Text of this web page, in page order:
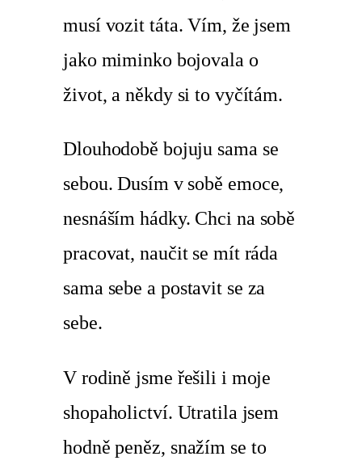
musí vozit táta. Vím, že jsem
jako miminko bojovala o
život, a někdy si to vyčítám.
Dlouhodobě bojuju sama se
sebou. Dusím v sobě emoce,
nesnáším hádky. Chci na sobě
pracovat, naučit se mít ráda
sama sebe a postavit se za
sebe.
V rodině jsme řešili i moje
shopaholictví. Utratila jsem
hodně peněz, snažím se to